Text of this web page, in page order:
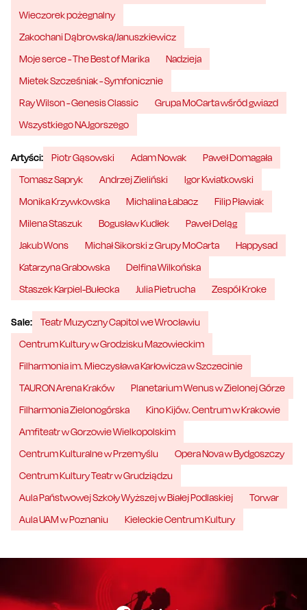
Wieczorek pożegnalny
Zakochani Dąbrowska/Januszkiewicz
Moje serce - The Best of Marika
Nadzieja
Mietek Szcześniak - Symfonicznie
Ray Wilson - Genesis Classic
Grupa MoCarta wśród gwiazd
Wszystkiego NAJgorszego
Artyści: Piotr Gąsowski Adam Nowak
Paweł Domagała
Tomasz Sapryk
Andrzej Zieliński
Igor Kwiatkowski
Monika Krzywkowska
Michalina Łabacz
Filip Pławiak
Milena Staszuk
Bogusław Kudłek
Paweł Deląg
Jakub Wons
Michał Sikorski z Grupy MoCarta
Happysad
Katarzyna Grabowska
Delfina Wilkońska
Staszek Karpiel-Bułecka
Julia Pietrucha Zespół Kroke
Sale:
Teatr Muzyczny Capitol we Wrocławiu
Centrum Kultury w Grodzisku Mazowieckim
Filharmonia im. Mieczysława Karłowicza w Szczecinie
TAURON Arena Kraków
Planetarium Wenus w Zielonej Górze
Filharmonia Zielonogórska
Kino Kijów. Centrum w Krakowie
Amfiteatr w Gorzowie Wielkopolskim
Centrum Kulturalne w Przemyślu
Opera Nova w Bydgoszczy
Centrum Kultury Teatr w Grudziądzu
Aula Państwowej Szkoły Wyższej w Białej Podlaskiej
Torwar
Aula UAM w Poznaniu
Kieleckie Centrum Kultury